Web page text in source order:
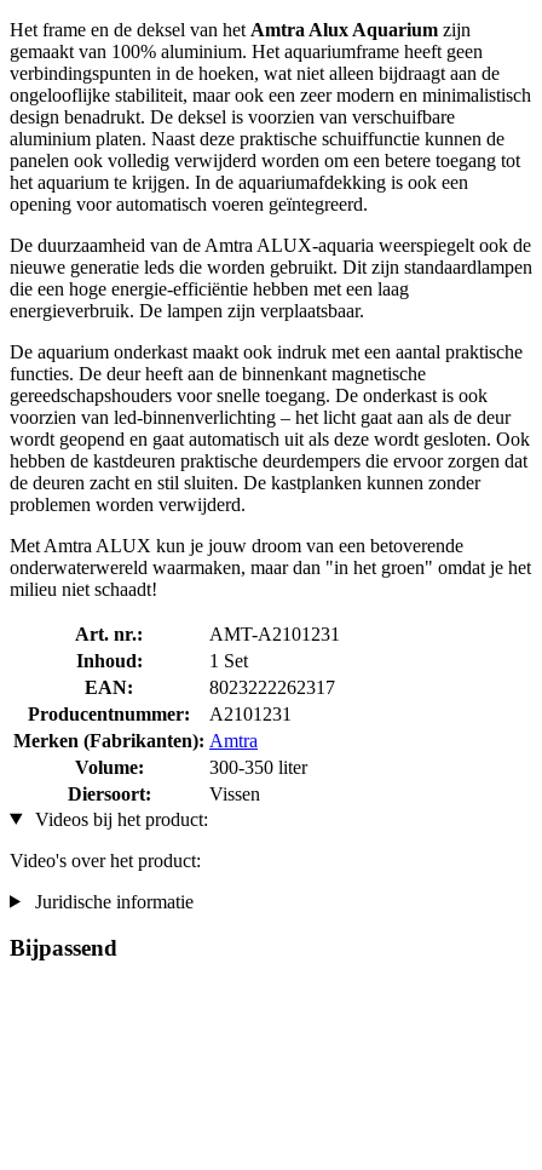
Het frame en de deksel van het Amtra Alux Aquarium zijn
gemaakt van 100% aluminium. Het aquariumframe heeft geen
verbindingspunten in de hoeken, wat niet alleen bijdraagt aan de
ongelooflijke stabiliteit, maar ook een zeer modern en minimalistisch
design benadrukt. De deksel is voorzien van verschuifbare
aluminium platen. Naast deze praktische schuiffunctie kunnen de
panelen ook volledig verwijderd worden om een betere toegang tot
het aquarium te krijgen. In de aquariumafdekking is ook een
opening voor automatisch voeren geïntegreerd.
De duurzaamheid van de Amtra ALUX-aquaria weerspiegelt ook de
nieuwe generatie leds die worden gebruikt. Dit zijn standaardlampen
die een hoge energie-efficiëntie hebben met een laag
energieverbruik. De lampen zijn verplaatsbaar.
De aquarium onderkast maakt ook indruk met een aantal praktische
functies. De deur heeft aan de binnenkant magnetische
gereedschapshouders voor snelle toegang. De onderkast is ook
voorzien van led-binnenverlichting – het licht gaat aan als de deur
wordt geopend en gaat automatisch uit als deze wordt gesloten. Ook
hebben de kastdeuren praktische deurdempers die ervoor zorgen dat
de deuren zacht en stil sluiten. De kastplanken kunnen zonder
problemen worden verwijderd.
Met Amtra ALUX kun je jouw droom van een betoverende
onderwaterwereld waarmaken, maar dan "in het groen" omdat je het
milieu niet schaadt!
Art. nr.:
AMT-A2101231
Inhoud:
1 Set
EAN:
8023222262317
Producentnummer:
A2101231
Merken (Fabrikanten): Amtra
Volume:
300-350 liter
Diersoort:
Vissen
Videos bij het product:
Video's over het product:
Juridische informatie
Bijpassend